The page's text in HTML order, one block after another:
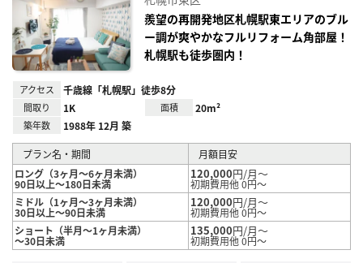
り登
録
羨望の再開発地区札幌駅東エリアのブル
ー調が爽やかなフルリフォーム角部屋！
札幌駅も徒歩圏内！
アクセス 千歳線「札幌駅」徒歩8分
間取り 1K 面積 20m²
築年数 1988年 12月 築
プラン名・期間
月額目安
ロング（3ヶ月～6ヶ月未満）
90日以上～180日未満
120,000円/月～
初期費用他 0円～
ミドル（1ヶ月～3ヶ月未満）
30日以上～90日未満
120,000円/月～
初期費用他 0円～
ショート（半月～1ヶ月未満）
～30日未満
135,000円/月～
初期費用他 0円～